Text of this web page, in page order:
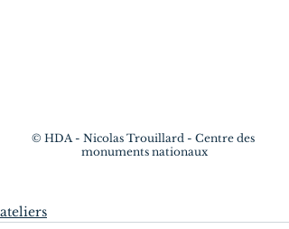
© HDA - Nicolas Trouillard - Centre des
monuments nationaux
ateliers